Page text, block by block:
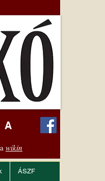
wikin
ÁSZF